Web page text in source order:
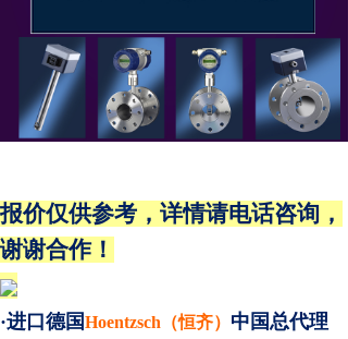
报价仅供参考，详情请电话咨询，
谢谢合作！
·进口德国Hoentzsch（恒齐） 中国总代理